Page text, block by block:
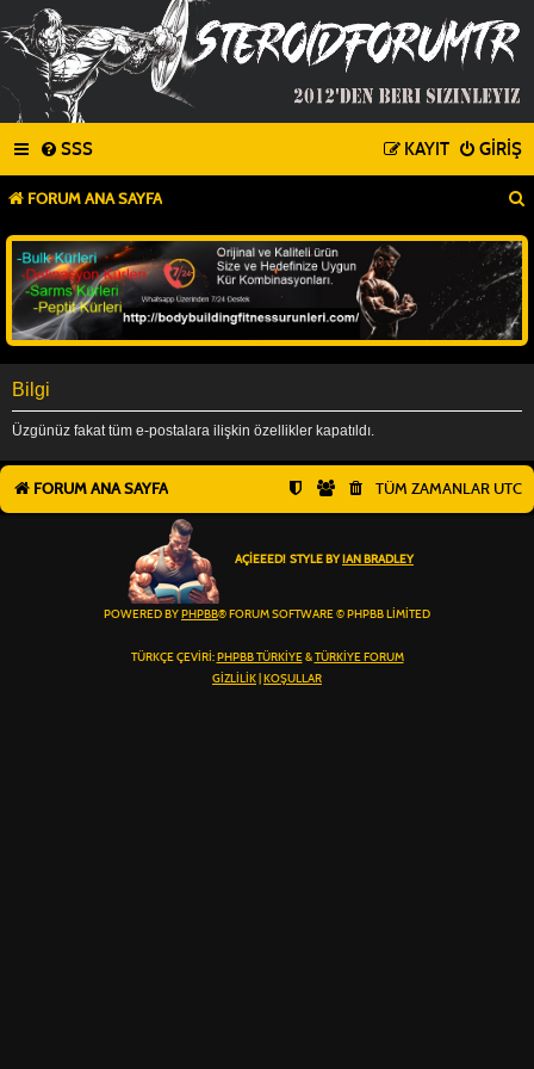
SSS GIRIŞ
KAYIT
FORUM ANA SAYFA
Bilgi
Üzgünüz fakat tüm e-postalara ilişkin özellikler kapatıldı.
FORUM ANA SAYFA TÜM ZAMANLAR UTC
AÇIEEED! STYLE BY IAN BRADLEY
POWERED BY PHPBB® FORUM SOFTWARE © PHPBB LIMITED
TÜRKÇE ÇEVIRI: PHPBB TÜRKIYE& TÜRKIYE FORUM
GIZLILIK
KOŞULLAR